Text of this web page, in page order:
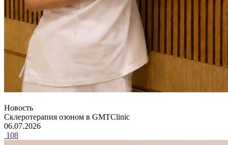
Новость
Склеротерапия озоном в GMTClinic
06.07.2026
108